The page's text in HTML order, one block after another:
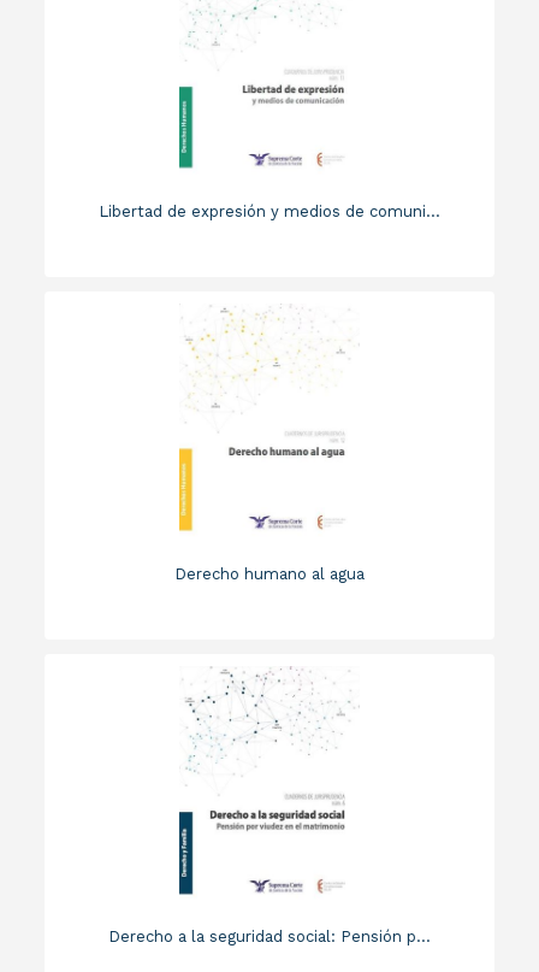
Libertad de expresión y medios de comuni...
Derecho humano al agua
Derecho a la seguridad social: Pensión p...